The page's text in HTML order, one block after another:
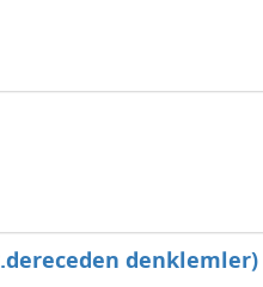
denklemler)